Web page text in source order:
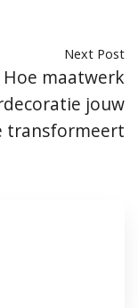
Next Post
Hoe maatwerk
jouw
transformeert